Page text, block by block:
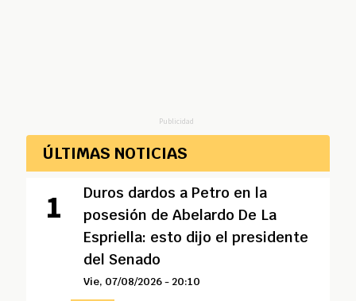
Publicidad
ÚLTIMAS NOTICIAS
Duros dardos a Petro en la
posesión de Abelardo De La
Espriella: esto dijo el presidente
del Senado
Vie, 07/08/2026 - 20:10